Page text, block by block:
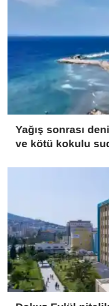
Yağış sonrası
ve kötü kokulu